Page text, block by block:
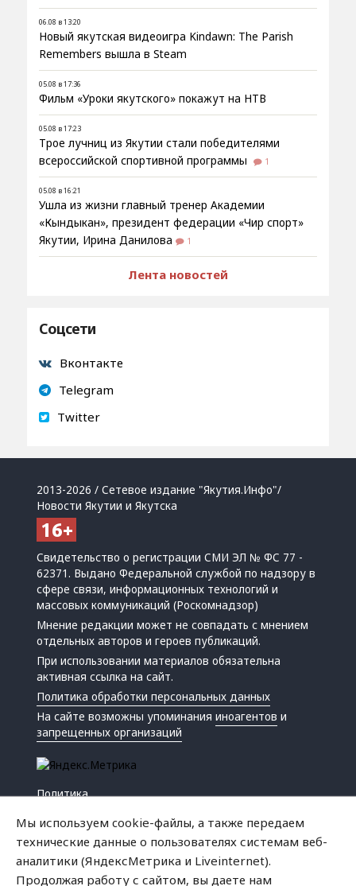
06.08 в 13:20
Новый якутская видеоигра Kindawn: The Parish
Remembers вышла в Steam
05.08 в 17:36
Фильм «Уроки якутского» покажут на НТВ
05.08 в 17:23
Трое лучниц из Якутии стали победителями
всероссийской спортивной программы
1
05.08 в 16:21
Ушла из жизни главный тренер Академии
«Кындыкан», президент федерации «Чир спорт»
Якутии, Ирина Данилова
1
Лента новостей
Соцсети
Вконтакте
Telegram
Twitter
2013-2026 / Сетевое издание "Якутия.Инфо"/
Новости Якутии и Якутска
Свидетельство о регистрации СМИ ЭЛ № ФС 77 -
62371. Выдано Федеральной службой по надзору в
сфере связи, информационных технологий и
массовых коммуникаций (Роскомнадзор)
Мнение редакции может не совпадать с мнением
отдельных авторов и героев публикаций.
При использовании материалов обязательна
активная ссылка на сайт.
Политика обработки персональных данных
На сайте возможны упоминанияиноагентов и
запрещенных организаций
Политика
Мы используем cookie-файлы, а также передаем
технические данные о пользователях системам веб-
аналитики (ЯндексМетрика и Liveinternet).
Продолжая работу с сайтом, вы даете нам